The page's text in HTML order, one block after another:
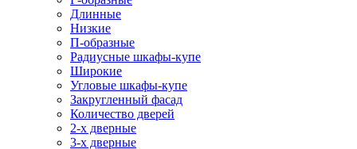
Длинные
Низкие
П-образные
Радиусные шкафы-купе
Широкие
Угловые шкафы-купе
Закругленный фасад
Количество дверей
2-х дверные
3-х дверные